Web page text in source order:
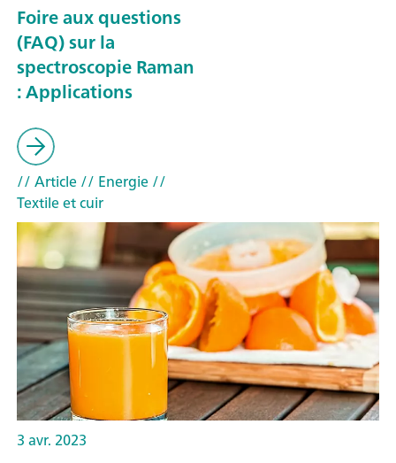
Foire aux questions
(FAQ) sur la
spectroscopie Raman
: Applications
// Article// Energie//
Textile et cuir
3 avr. 2023